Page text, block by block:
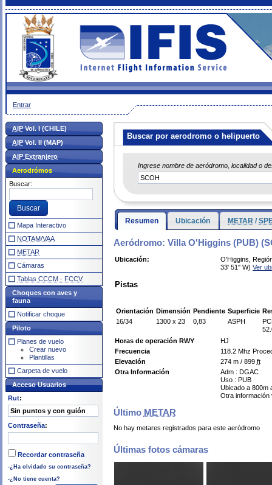
Entrar
Buscar por aerodromo o helipuerto
Ingrese nombre de aeródromo, localidad o
Resumen Ubicación METAR /
Aeródromo: Villa O'Higgins (PUB)
Ubicación:
O'Higgins,
33' 51'' W) Ver
Pistas
Orientación Dimensión Pendiente Superficie
16/34
1300 x 23 0,83 ASPH
Horas de operación RWY
HJ
Frecuencia
118.2 Mhz
Elevación
274 m / 899 ft
Otra Información
Adm : DGAC
Uso : PUB
Ubicado a 800m
Otra
Último METAR
No hay metares registrados para este aeródromo
Últimas fotos cámaras
AIPVol. I (CHILE)
AIPVol. II (MAP)
AIP Extranjero
Aerodrómos
Buscar:
Mapa Interactivo
NOTAM/VAA
METAR
Cámaras
Tablas CCCM - FCCV
Choques con aves y
fauna
Notificar choque
Piloto
Planes de vuelo
Crear nuevo
Plantillas
Carpeta de vuelo
Acceso Usuarios
Rut:
Contraseña:
Recordar contraseña
-¿Ha olvidado su contraseña?
-¿No tiene cuenta?